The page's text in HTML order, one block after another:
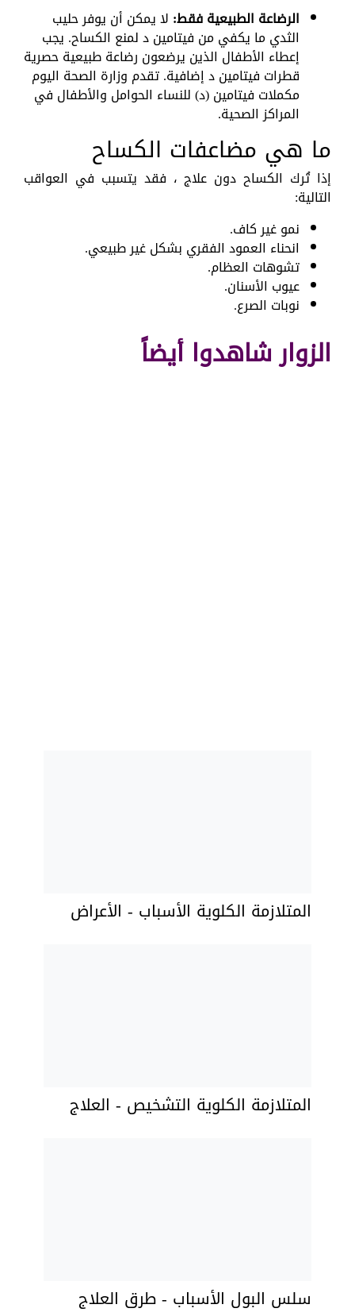
الرضاعة الطبيعية فقط: لا يمكن أن يوفر حليب
الثدي ما يكفي من فيتامين د لمنع الكساح. يجب
إعطاء الأطفال الذين يرضعون رضاعة طبيعية حصرية
قطرات فيتامين د إضافية. تقدم وزارة الصحة اليوم
مكملات فيتامين (د) للنساء الحوامل والأطفال في
المراكز الصحية.
ما هي مضاعفات الكساح
إذا تُرك الكساح دون علاج ، فقد يتسبب في العواقب
التالية:
نمو غير كاف.
انحناء العمود الفقري بشكل غير طبيعي.
تشوهات العظام.
عيوب الأسنان.
نوبات الصرع.
الزوار شاهدوا أيضاً
المتلازمة الكلوية الأسباب - الأعراض
المتلازمة الكلوية التشخيص - العلاج
سلس البول الأسباب - طرق العلاج